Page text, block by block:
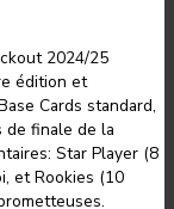
2024/25
édition et
Cards standard,
de finale de la
Star Player (8
et Rookies (10